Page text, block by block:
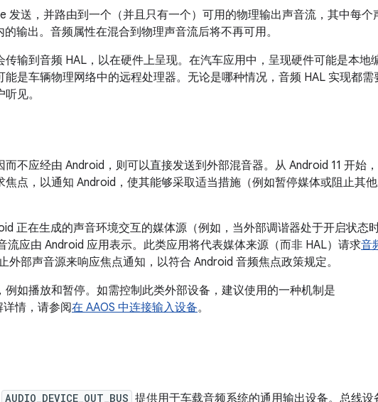
发送，并路由到一个（并且只有一个）可用的物理输出声音流，其中每个
输出。音频属性在混合到物理声音流后将不再可用。
输到音频 HAL，以在硬件上呈现。在汽车应用中，呈现硬件可能是本地
是车辆物理网络中的远程处理器。无论是哪种情况，音频 HAL 实现都需
见。
不应经由 Android，则可以直接发送到外部混音器。从 Android 11 开始
点，以通知 Android，使其能够采取适当措施（例如暂停媒体或阻止其
正在生成的声音环境交互的媒体源（例如，当外部调谐器处于开启状态
流应由 Android 应用表示。此类应用将代表媒体来源（而非 HAL）请求音
外部声音源来响应焦点通知，以符合 Android 音频焦点政策规定。
例如播放和暂停。如需控制此类外部设备，建议使用的一种机制是
详情，请参阅在 AAOS 中连接输入设备。
AUDIO_DEVICE_OUT_BUS 提供用于车载音频系统的通用输出设备。总线设